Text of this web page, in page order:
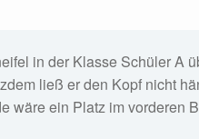
in der Klasse Schüler A
ließ er den Kopf nicht
wäre ein Platz im vorderen